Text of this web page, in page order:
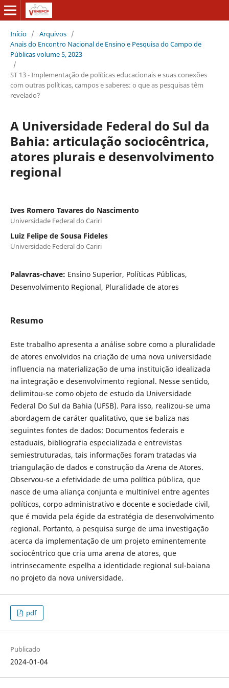
Início / Arquivos /
Anais do Encontro Nacional de Ensino e Pesquisa do Campo de
Públicas volume 5, 2023
/
ST 13 - Implementação de políticas educacionais e suas conexões
com outras políticas, campos e saberes: o que as pesquisas têm
revelado?
A Universidade Federal do Sul da
Bahia: articulação sociocêntrica,
atores plurais e desenvolvimento
regional
Ives Romero Tavares do Nascimento
Universidade Federal do Cariri
Luiz Felipe de Sousa Fideles
Universidade Federal do Cariri
Palavras-chave: Ensino Superior, Políticas Públicas,
Desenvolvimento Regional, Pluralidade de atores
Resumo
Este trabalho apresenta a análise sobre como a pluralidade
de atores envolvidos na criação de uma nova universidade
influencia na materialização de uma instituição idealizada
na integração e desenvolvimento regional. Nesse sentido,
delimitou-se como objeto de estudo da Universidade
Federal Do Sul da Bahia (UFSB). Para isso, realizou-se uma
abordagem de caráter qualitativo, que se baliza nas
seguintes fontes de dados: Documentos federais e
estaduais, bibliografia especializada e entrevistas
semiestruturadas, tais informações foram tratadas via
triangulação de dados e construção da Arena de Atores.
Observou-se a efetividade de uma política pública, que
nasce de uma aliança conjunta e multinível entre agentes
políticos, corpo administrativo e docente e sociedade civil,
que é movida pela égide da estratégia de desenvolvimento
regional. Portanto, a pesquisa surge de uma investigação
acerca da implementação de um projeto eminentemente
sociocêntrico que cria uma arena de atores, que
intrinsecamente espelha a identidade regional sul-baiana
no projeto da nova universidade.
pdf
Publicado
2024-01-04